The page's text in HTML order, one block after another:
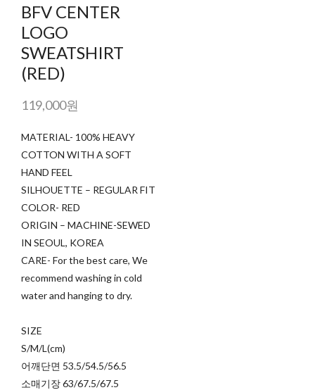
BFV CENTER
LOGO
SWEATSHIRT
(RED)
119,000원
MATERIAL- 100% HEAVY
COTTON WITH A SOFT
HAND FEEL
SILHOUETTE – REGULAR FIT
COLOR- RED
ORIGIN – MACHINE-SEWED
IN SEOUL, KOREA
CARE- For the best care, We
recommend washing in cold
water and hanging to dry.
SIZE
S/M/L(cm)
어깨단면 53.5/54.5/56.5
소매기장 63/67.5/67.5